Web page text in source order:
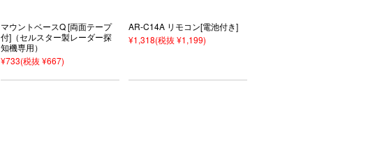
マウントベースQ [両面テープ
付]（セルスター製レーダー探
知機専用）
¥733(税抜 ¥667)
AR-C14A リモコン[電池付き]
¥1,318(税抜 ¥1,199)